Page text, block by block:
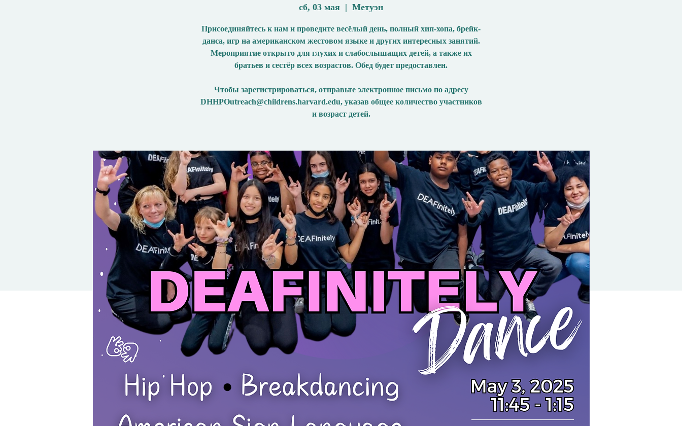
сб, 03 мая
  |
Метуэн
Присоединяйтесь к нам и проведите весёлый день, полный хип-хопа, брейк-
данса, игр на американском жестовом языке и других интересных занятий.
Мероприятие открыто для глухих и слабослышащих детей, а также их
братьев и сестёр всех возрастов. Обед будет предоставлен.
Чтобы зарегистрироваться, отправьте электронное письмо по адресу
DHHPOutreach@childrens.harvard.edu, указав общее количество участников
и возраст детей.